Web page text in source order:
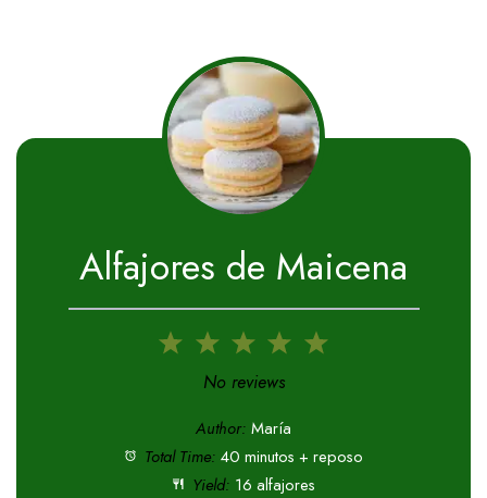
Alfajores de Maicena
5
4
3
Stars
2
Stars
1
Star
No reviews
Author: María
Total Time: 40 minutos + reposo
Yield: 16 alfajores